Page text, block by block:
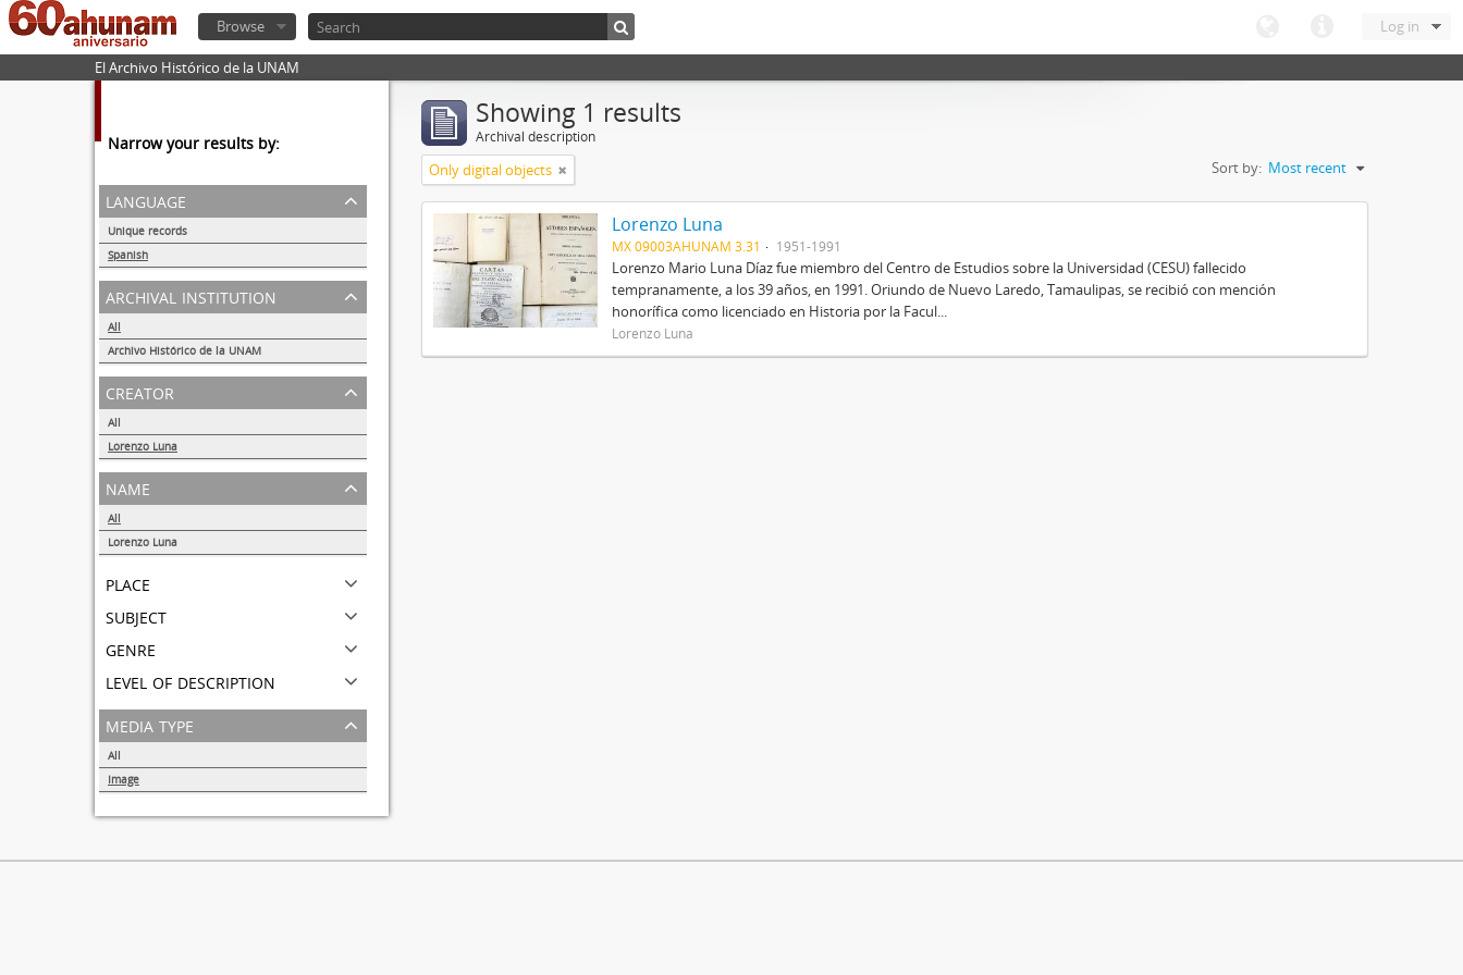
Log in
Browse
El Archivo Histórico de la UNAM
Narrow your results by:
language
Unique records
Spanish
1
archival institution
All
Archivo Histórico de la UNAM
1
creator
All
Lorenzo Luna
1
name
All
Lorenzo Luna
place
subject
genre
level of description
media type
All
Image
Showing 1 results
Archival description
Only digital objects Sort by: Most recent
Lorenzo Luna
MX 09003AHUNAM 3.31 1951-1991
Lorenzo Mario Luna Díaz fue miembro del Centro de Estudios sobre la Universidad (CESU) fallecido
tempranamente, a los 39 años, en 1991. Oriundo de Nuevo Laredo, Tamaulipas, se recibió con mención
honorífica como licenciado en Historia por la Facul...
Lorenzo Luna